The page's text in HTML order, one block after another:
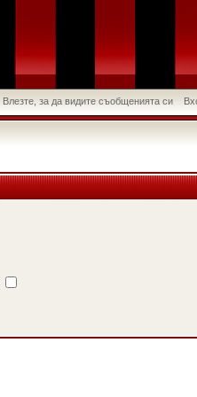
Влезте, за да видите съобщенията си